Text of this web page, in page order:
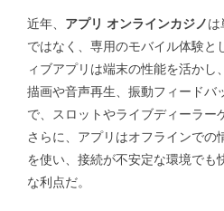
近年、 アプリ オンラインカジノは
ではなく、専用のモバイル体験と
ィブアプリは端末の性能を活かし
描画や音声再生、振動フィードバ
で、スロットやライブディーラー
さらに、アプリはオフラインでの
を使い、接続が不安定な環境でも
な利点だ。